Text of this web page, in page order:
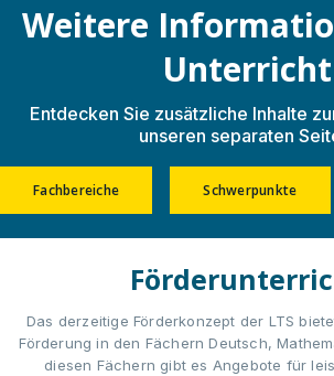
Weitere
Unterricht
Entdecken Sie zusätzliche Inhalte
unseren separaten
Fachbereiche Schwerpunkte
Das derzeitige Förderkonzept der LTS
Förderung in den Fächern Deutsch,
diesen Fächern gibt es Angebote für